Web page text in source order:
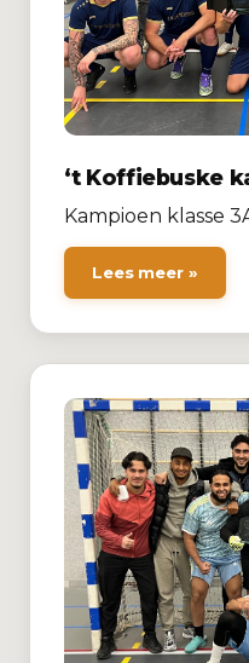
‘t Koffiebuske
Kampioen klasse
Lees meer »